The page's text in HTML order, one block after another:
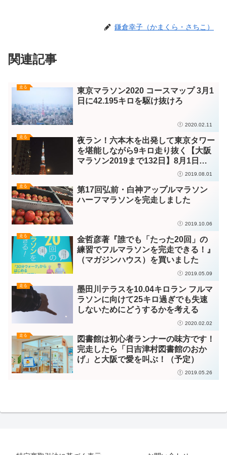
鎌倉幸子（かまくら・さちこ）
関連記事
走る
東京マラソン2020 コースマップ 3月1
日に42.195キロを駆け抜けろ
2020.02.11
走る
夜ラン！六本木を出発して東京タワー
を堪能しながら9キロ走り抜く【大阪
マラソン2019まで132日】8月1日
2019.08.01
走る
第17回弘前・白神アップルマラソン
ハーフマラソンを完走しました
2019.10.06
走る
金哲彦著『誰でも「たった20回」の
練習でフルマラソンを完走できる！』
（マガジンハウス）を買いました
2019.05.09
走る
墨田川テラスを10.04キロラン フルマ
ラソンに向けて25キロ過ぎでも失速
しないためにどうするかを考える
2020.02.02
走る
図書館は初心者ランナーの味方です！
完走したら「日吉津村図書館のおか
げ」と大阪で愛を叫ぶ！（予定）
2019.05.26